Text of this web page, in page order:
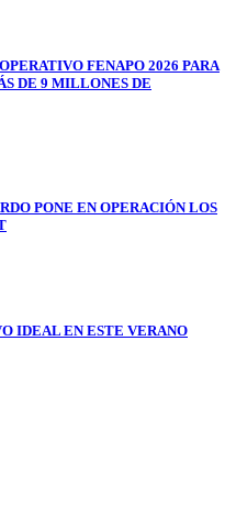
FENAPO 2026 PARA
DE 9 MILLONES DE
PONE EN OPERACIÓN LOS
IDEAL EN ESTE VERANO